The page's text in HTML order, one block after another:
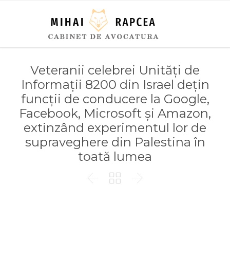
Veteranii celebrei Unități de
Informații 8200 din Israel dețin
funcții de conducere la Google,
Facebook, Microsoft și Amazon,
extinzând experimentul lor de
supraveghere din Palestina în
toată lumea
  